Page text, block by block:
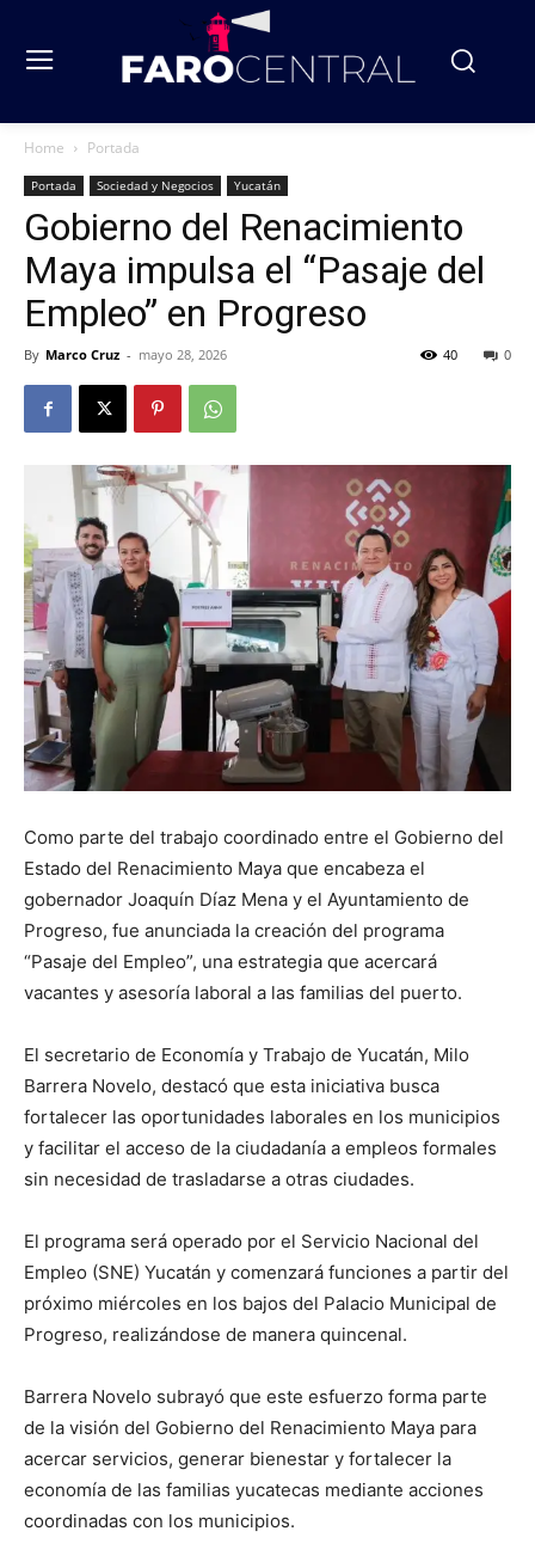
Home Portada
Portada Sociedad y Negocios Yucatán
Gobierno del Renacimiento
Maya impulsa el “Pasaje del
Empleo” en Progreso
By Marco Cruz - mayo 28, 2026 0
40
Como parte del trabajo coordinado entre el Gobierno del
Estado del Renacimiento Maya que encabeza el
gobernador Joaquín Díaz Mena y el Ayuntamiento de
Progreso, fue anunciada la creación del programa
“Pasaje del Empleo”, una estrategia que acercará
vacantes y asesoría laboral a las familias del puerto.
El secretario de Economía y Trabajo de Yucatán, Milo
Barrera Novelo, destacó que esta iniciativa busca
fortalecer las oportunidades laborales en los municipios
y facilitar el acceso de la ciudadanía a empleos formales
sin necesidad de trasladarse a otras ciudades.
El programa será operado por el Servicio Nacional del
Empleo (SNE) Yucatán y comenzará funciones a partir del
próximo miércoles en los bajos del Palacio Municipal de
Progreso, realizándose de manera quincenal.
Barrera Novelo subrayó que este esfuerzo forma parte
de la visión del Gobierno del Renacimiento Maya para
acercar servicios, generar bienestar y fortalecer la
economía de las familias yucatecas mediante acciones
coordinadas con los municipios.